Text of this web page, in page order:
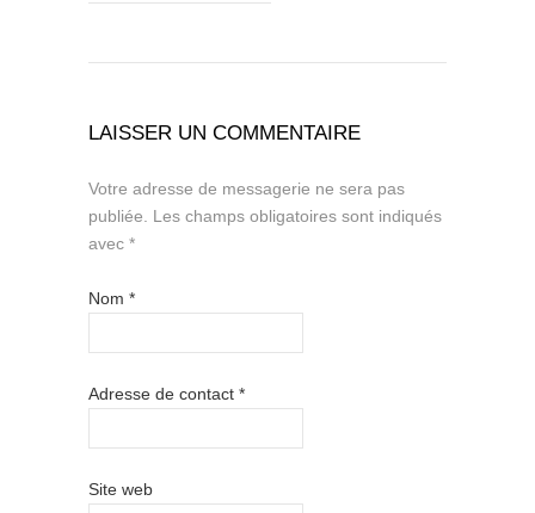
LAISSER UN COMMENTAIRE
Votre adresse de messagerie ne sera pas
publiée. Les champs obligatoires sont indiqués
avec *
Nom *
Adresse de contact *
Site web